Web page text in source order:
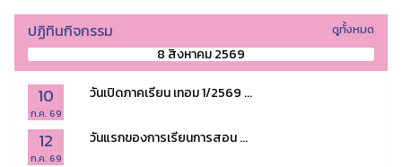
ปฏิทินกิจกรรม ดูทั้งหมด
8 สิงหาคม 2569
10
ก.ค. 69
วันเปิดภาคเรียน เทอม 1/2569 ...
12
ก.ค. 69
วันแรกของการเรียนการสอน ...